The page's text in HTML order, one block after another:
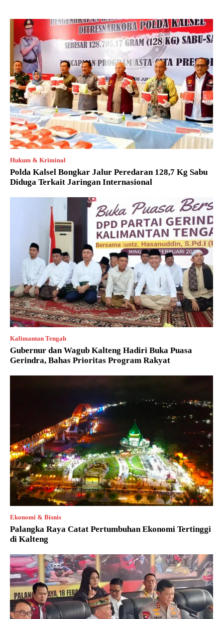
Hukum & Kriminal
Polda Kalsel Bongkar Jalur Peredaran 128,7 Kg Sabu
Diduga Terkait Jaringan Internasional
Kalimantan Tengah
Gubernur dan Wagub Kalteng Hadiri Buka Puasa
Gerindra, Bahas Prioritas Program Rakyat
Ekonomi & Bisnis
Palangka Raya Catat Pertumbuhan Ekonomi Tertinggi
di Kalteng